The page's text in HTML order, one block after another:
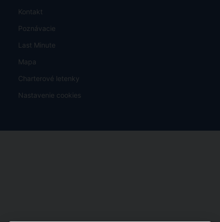
Kontakt
Poznávacie
Last Minute
Mapa
Charterové letenky
Nastavenie cookies